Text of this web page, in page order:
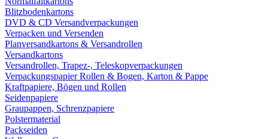
Blitzbodenkartons
DVD & CD Versandverpackungen
Verpacken und Versenden
Planversandkartons & Versandrollen
Versandkartons
Versandrollen, Trapez-, Teleskopverpackungen
Verpackungspapier Rollen & Bogen, Karton & Pappe
Kraftpapiere, Bögen und Rollen
Seidenpapiere
Graupappen, Schrenzpapiere
Polstermaterial
Packseiden